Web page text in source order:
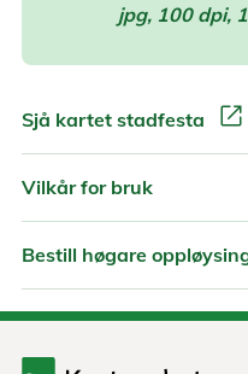
jpg, 100 dpi,
Sjå kartet stadfesta open_in_new
Vilkår for bruk
Bestill høgare